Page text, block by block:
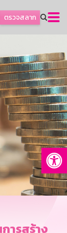
ตรวจสลาก
ารสร้าง